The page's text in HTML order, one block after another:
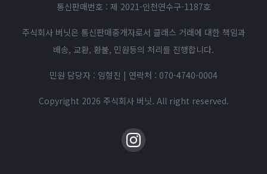
통신판매번호 : 제 2021-인천연수구-1187호
주식회사 버닛은 통신판매중개자로서 클래스 거래에 대한 책임과
배송, 교환, 환불, 민원등의 처리를 진행합니다.
민원 담당자 : 임형진 | 연락처 : 070-4740-0004
Copyright 2026 주식회사 버닛. All right reserved.